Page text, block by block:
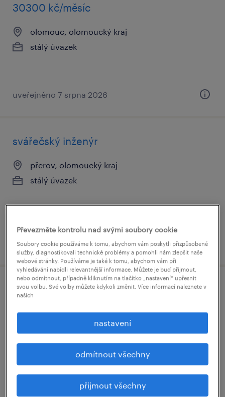
30300 kč/měsíc
olomouc, olomoucký kraj
stálý úvazek
uveřejněno 7 srpna 2026
svářečský inženýr
přerov, olomoucký kraj
stálý úvazek
uveřejněno 2 srpna 2026
obchodní zástupce s francouzštinou a
kralice na hané, olomoucký kraj
stálý úvazek
60,000 - 80,000 Kč za měsíc
uveřejněno 7 července 2026
Převezměte kontrolu nad svými soubory cookie
Soubory cookie používáme k tomu, abychom vám poskytli přizpůsobené
služby, diagnostikovali technické problémy a pomohli nám zlepšit naše
webové stránky. Používáme je také k tomu, abychom vám při
vyhledávání nabídli relevantnější informace. Můžete je buď přijmout,
nebo odmítnout, případně kliknutím na tlačítko „nastavení“ upřesnit
svou volbu. Své volby můžete kdykoli změnit. Více informací naleznete v
našich
nastavení
odmítnout všechny
přijmout všechny